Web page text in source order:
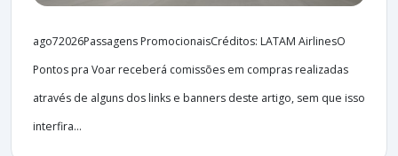
ago72026Passagens PromocionaisCréditos: LATAM AirlinesO
Pontos pra Voar receberá comissões em compras realizadas
através de alguns dos links e banners deste artigo, sem que isso
interfira...